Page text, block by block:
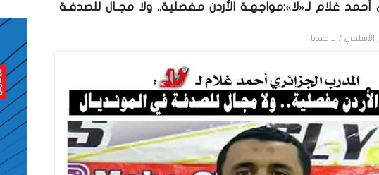
أحمد غلام لـ«لا»:مواجهـة الأردن مفصلية.. ولا مجـال للصدفـة
الأسلمي / لا ميديا